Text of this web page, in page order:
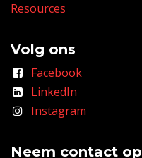
Resources
Volg ons
Facebook
LinkedIn
Instagram
Neem contact op